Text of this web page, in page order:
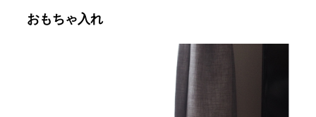
おもちゃ入れ